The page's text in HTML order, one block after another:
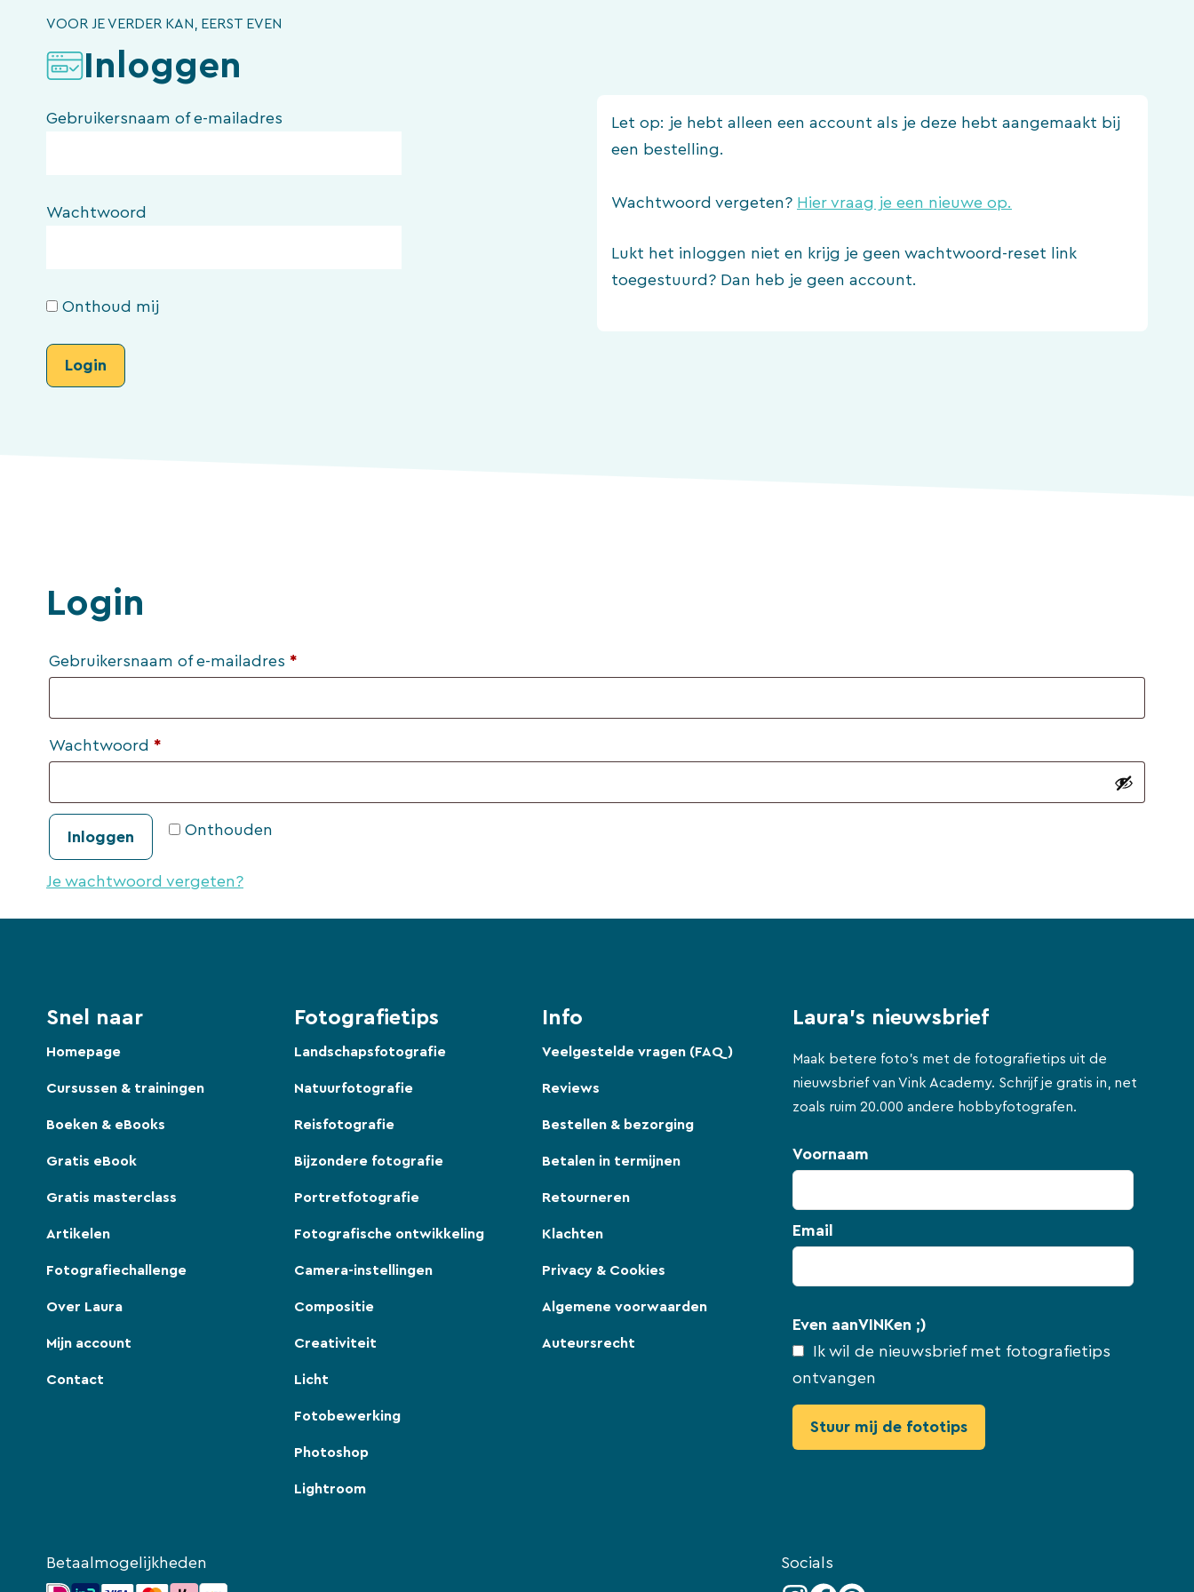
VOOR JE VERDER KAN, EERST EVEN
Inloggen
Gebruikersnaam of e-mailadres
Wachtwoord
Onthoud mij
Let op: je hebt alleen een account als je deze hebt aangemaakt bij
een bestelling.
Wachtwoord vergeten? Hier vraag je een nieuwe op.
Lukt het inloggen niet en krijg je geen wachtwoord-reset link
toegestuurd? Dan heb je geen account.
Login
Gebruikersnaam of e-mailadres *Vereist
Wachtwoord *Vereist
Onthouden
Inloggen
Je wachtwoord vergeten?
Snel naar
Homepage
Cursussen & trainingen
Boeken & eBooks
Gratis eBook
Gratis masterclass
Artikelen
Fotografiechallenge
Over Laura
Mijn account
Contact
Fotografietips
Landschapsfotografie
Natuurfotografie
Reisfotografie
Bijzondere fotografie
Portretfotografie
Fotografische ontwikkeling
Camera-instellingen
Compositie
Creativiteit
Licht
Fotobewerking
Photoshop
Lightroom
Info
Veelgestelde vragen (FAQ)
Reviews
Bestellen & bezorging
Betalen in termijnen
Retourneren
Klachten
Privacy & Cookies
Algemene voorwaarden
Auteursrecht
Laura's nieuwsbrief
Maak betere foto's met de fotografietips uit de
nieuwsbrief van Vink Academy. Schrijf je gratis in, net
zoals ruim 20.000 andere hobbyfotografen.
Voornaam
Email
Even aanVINKen ;)
Ik wil de nieuwsbrief met fotografietips
ontvangen
Betaalmogelijkheden Socials